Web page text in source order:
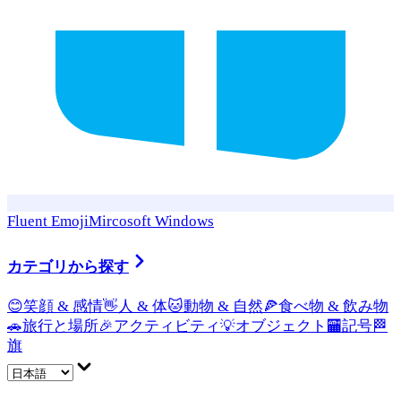
Fluent EmojiMircosoft Windows
カテゴリから探す
😊笑顔 & 感情👋 人 & 体🐱動物 & 自然🍕食べ物 & 飲み物
🚗旅行と場所🎉アクティビティ💡オブジェクト 🏧記号🏁
旗